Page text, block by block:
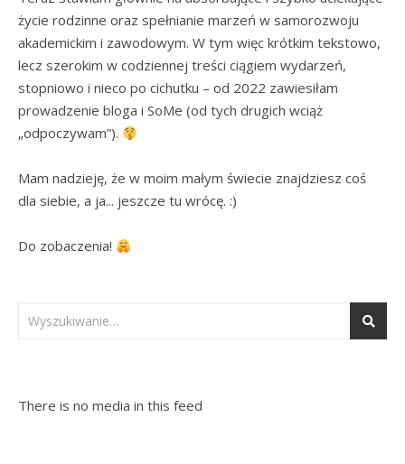
życie rodzinne oraz spełnianie marzeń w samorozwoju
akademickim i zawodowym. W tym więc krótkim tekstowo,
lecz szerokim w codziennej treści ciągiem wydarzeń,
stopniowo i nieco po cichutku – od 2022 zawiesiłam
prowadzenie bloga i SoMe (od tych drugich wciąż
„odpoczywam”).
Mam nadzieję, że w moim małym świecie znajdziesz coś
dla siebie, a ja... jeszcze tu wrócę. :)
Do zobaczenia!
There is no media in this feed